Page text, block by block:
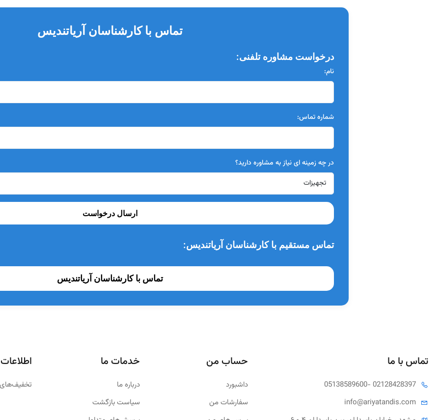
تماس با کارشناسان آریاتندیس
درخواست مشاوره تلفنی:
نام:
شماره تماس:
در چه زمینه ای نیاز به مشاوره دارید؟
ارسال درخواست
تماس مستقیم با کارشناسان آریاتندیس:
تماس با کارشناسان آریاتندیس
تماس با ما
05138589600- 02128428397
info@ariyatandis.com
حساب من
داشبورد
سفارشات من
خدمات ما
درباره ما
سیاست بازگشت
اطلاعات
تخفیف‌های